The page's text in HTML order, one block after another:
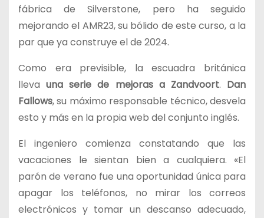
fábrica de Silverstone, pero ha seguido
mejorando el AMR23, su bólido de este curso, a la
par que ya construye el de 2024.
Como era previsible, la escuadra británica
llevauna serie de mejoras a Zandvoort. Dan
Fallows, su máximo responsable técnico, desvela
esto y más en la propia web del conjunto inglés.
El ingeniero comienza constatando que las
vacaciones le sientan bien a cualquiera. «El
parón de verano fue una oportunidad única para
apagar los teléfonos, no mirar los correos
electrónicos y tomar un descanso adecuado,